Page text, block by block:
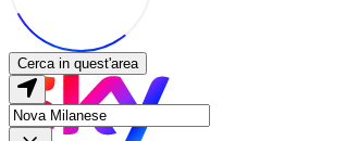
Cerca in quest'area